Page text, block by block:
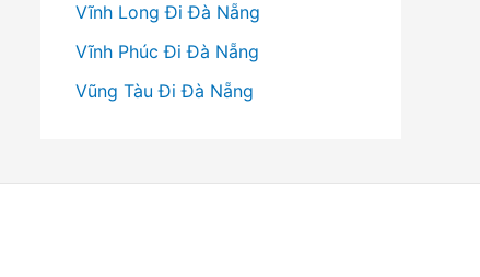
Vĩnh Long Đi Đà Nẵng
Vĩnh Phúc Đi Đà Nẵng
Vũng Tàu Đi Đà Nẵng